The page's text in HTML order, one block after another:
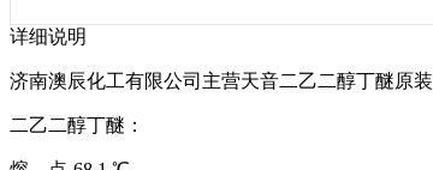
详细说明
济南澳辰化工有限公司主营天音二乙二醇丁醚原装
二乙二醇丁醚：